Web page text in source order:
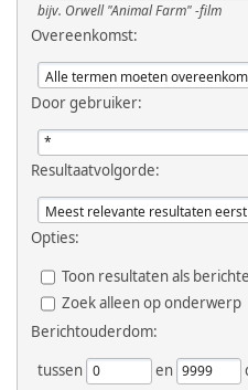
bijv. Orwell "Animal Farm" -film
Overeenkomst:
Door gebruiker:
Resultaatvolgorde:
Opties:
Toon resultaten als
Zoek alleen op onderwerp
Berichtouderdom:
tussen
en